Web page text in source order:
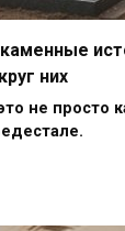
них
не просто